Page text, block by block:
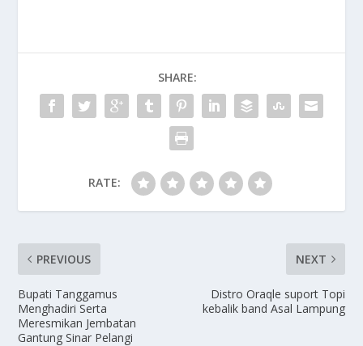
SHARE:
RATE:
PREVIOUS
Bupati Tanggamus
Menghadiri Serta
Meresmikan Jembatan
Gantung Sinar Pelangi
NEXT
Distro Oraqle suport Topi
kebalik band Asal Lampung